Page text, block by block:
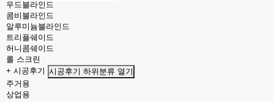
우드블라인드
콤비블라인드
알루미늄블라인드
트리플쉐이드
허니콤쉐이드
롤 스크린
+ 시공후기 시공후기 하위분류 열기
주거용
상업용